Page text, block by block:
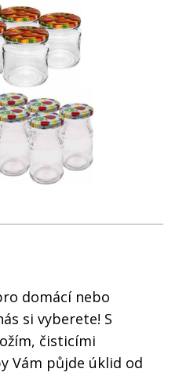
domácí nebo
si vyberete! S
čisticími
Vám půjde úklid od